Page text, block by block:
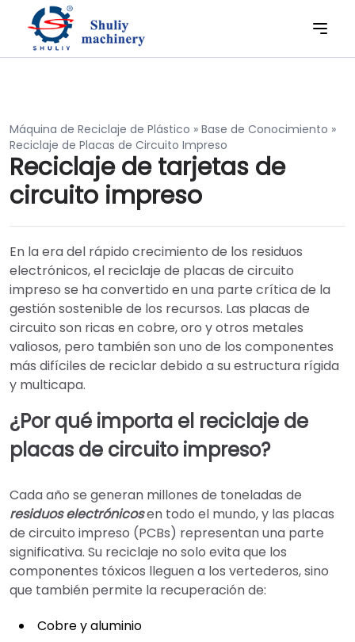
Máquina de Reciclaje de Plástico » Base de Conocimiento »
Reciclaje de Placas de Circuito Impreso
Reciclaje de tarjetas de
circuito impreso
En la era del rápido crecimiento de los residuos
electrónicos, el reciclaje de placas de circuito
impreso se ha convertido en una parte crítica de la
gestión sostenible de los recursos. Las placas de
circuito son ricas en cobre, oro y otros metales
valiosos, pero también son uno de los componentes
más difíciles de reciclar debido a su estructura rígida
y multicapa.
¿Por qué importa el reciclaje de
placas de circuito impreso?
Cada año se generan millones de toneladas de
residuos electrónicosen todo el mundo, y las placas
de circuito impreso (PCBs) representan una parte
significativa. Su reciclaje no solo evita que los
componentes tóxicos lleguen a los vertederos, sino
que también permite la recuperación de:
Cobre y aluminio